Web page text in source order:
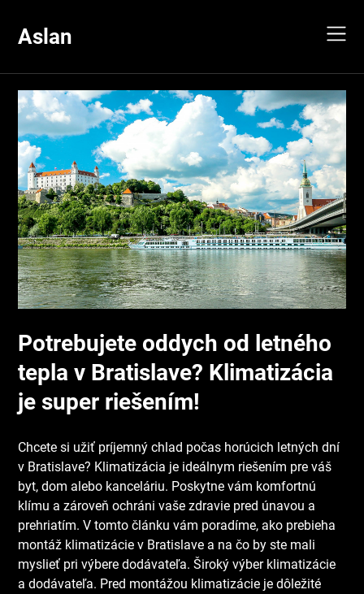
content
Aslan
Potrebujete oddych od letného
tepla v Bratislave? Klimatizácia
je super riešením!
Chcete si užiť príjemný chlad počas horúcich letných dní
v Bratislave? Klimatizácia je ideálnym riešením pre váš
byt, dom alebo kanceláriu. Poskytne vám komfortnú
klímu a zároveň ochráni vaše zdravie pred únavou a
prehriatím. V tomto článku vám poradíme, ako prebieha
montáž klimatizácie v Bratislave a na čo by ste mali
myslieť pri výbere dodávateľa. Široký výber klimatizácie
a dodávateľa. Pred montážou klimatizácie je dôležité